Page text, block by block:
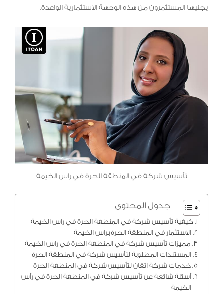
يجنيها المستثمرون من هذه الوجهة الاستثمارية الواعدة.
تأسيس شركة في المنطقة الحرة في راس الخيمة
جدول المحتوى
كيفية تأسيس شركة في المنطقة الحرة في راس الخيمة
الاستثمار في المنطقة الحرة براس الخيمة
مميزات تأسيس شركة في المنطقة الحرة في راس الخيمة
المستندات المطلوبة لتأسيس شركة في المنطقة الحرة
خدمات شركة اتقان لتأسيس شركة في المنطقة الحرة
أسئلة شائعة عن تأسيس شركة في المنطقة الحرة في رأس
الخيمة